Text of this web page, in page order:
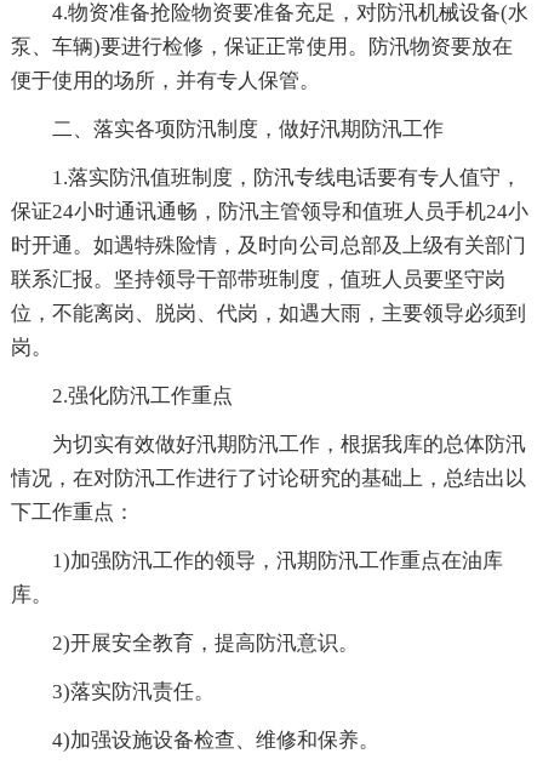
4.物资准备抢险物资要准备充足，对防汛机械设备(水
泵、车辆)要进行检修，保证正常使用。防汛物资要放在
便于使用的场所，并有专人保管。
二、落实各项防汛制度，做好汛期防汛工作
1.落实防汛值班制度，防汛专线电话要有专人值守，
保证24小时通讯通畅，防汛主管领导和值班人员手机24小
时开通。如遇特殊险情，及时向公司总部及上级有关部门
联系汇报。坚持领导干部带班制度，值班人员要坚守岗
位，不能离岗、脱岗、代岗，如遇大雨，主要领导必须到
岗。
2.强化防汛工作重点
为切实有效做好汛期防汛工作，根据我库的总体防汛
情况，在对防汛工作进行了讨论研究的基础上，总结出以
下工作重点：
1)加强防汛工作的领导，汛期防汛工作重点在油库
库。
2)开展安全教育，提高防汛意识。
3)落实防汛责任。
4)加强设施设备检查、维修和保养。